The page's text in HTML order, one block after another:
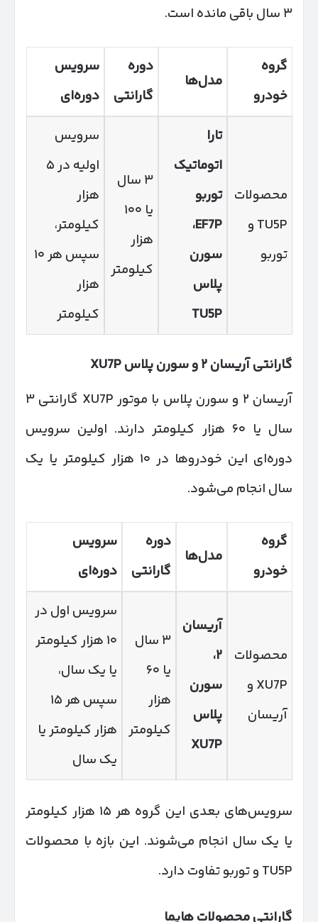
۳ سال باقی مانده است.
گروه
خودرو
مدل‌ها
دوره
گارانتی
سرویس
دوره‌ای
محصولات
TU5P و
توربو
تارا
اتوماتیک
توربو
EF7P،
سورن
پلاس
TU5P
۳ سال
یا ۱۰۰
هزار
کیلومتر
سرویس
اولیه در ۵
هزار
کیلومتر،
سپس هر ۱۰
هزار
کیلومتر
گارانتی آریسان۲و سورن پلاس
آریسان ۲ و سورن پلاس با موتور XU7P گارانتی ۳
سال یا ۶۰ هزار کیلومتر دارند. اولین سرویس
دوره‌ای این خودروها در ۱۰ هزار کیلومتر یا یک
سال انجام می‌شود.
گروه
خودرو
مدل‌ها
دوره
گارانتی
سرویس
دوره‌ای
محصولات
XU7P و
آریسان
آریسان
۲،
سورن
پلاس
XU7P
۳ سال
یا ۶۰
هزار
کیلومتر
سرویس اول در
۱۰ هزار کیلومتر
یا یک سال،
سپس هر ۱۵
هزار کیلومتر یا
یک سال
سرویس‌های بعدی این گروه هر ۱۵ هزار کیلومتر
یا یک سال انجام می‌شوند. این بازه با محصولات
TU5P و توربو تفاوت دارد.
گارانتی محصولات هایما